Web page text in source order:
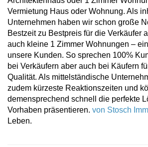
Vermietung Haus oder Wohnung. Als
Unternehmen haben wir schon große
Bestzeit zu Bestpreis für die Verkäufer
auch kleine 1 Zimmer Wohnungen –
unsere Kunden. So sprechen 100%
bei Verkäufern aber auch bei Käufern
Qualität. Als mittelständische
zudem kürzeste Reaktionszeiten und
demensprechend schnell die perfekte
Vorhaben präsentieren. von Stosch
Leben.